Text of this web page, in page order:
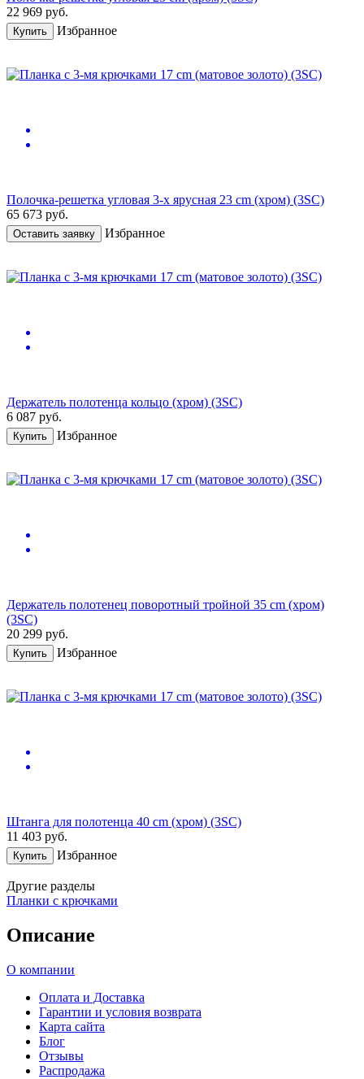
22 969 руб.
Купить Избранное
Полочка-решетка угловая 3-х ярусная 23 cm (хром) (3SC)
65 673 руб.
Оставить заявку Избранное
Держатель полотенца кольцо (хром) (3SC)
6 087 руб.
Купить Избранное
Держатель полотенец поворотный тройной 35 cm (хром)
(3SC)
20 299 руб.
Купить Избранное
Штанга для полотенца 40 cm (хром) (3SC)
11 403 руб.
Купить Избранное
Другие разделы
Планки с крючками
Описание
О компании
Оплата и Доставка
Гарантии и условия возврата
Карта сайта
Блог
Отзывы
Распродажа